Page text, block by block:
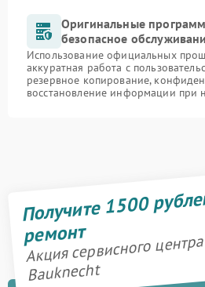
Оригинальные
безопасное
Использование официальных
аккуратная работа с
резервное копирование,
восстановление информации при
Получите 1500
ремонт
Акция сервисного центра
Bauknecht